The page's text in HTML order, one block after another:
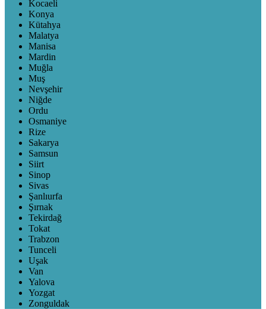
Kocaeli
Konya
Kütahya
Malatya
Manisa
Mardin
Muğla
Muş
Nevşehir
Niğde
Ordu
Osmaniye
Rize
Sakarya
Samsun
Siirt
Sinop
Sivas
Şanlıurfa
Şırnak
Tekirdağ
Tokat
Trabzon
Tunceli
Uşak
Van
Yalova
Yozgat
Zonguldak